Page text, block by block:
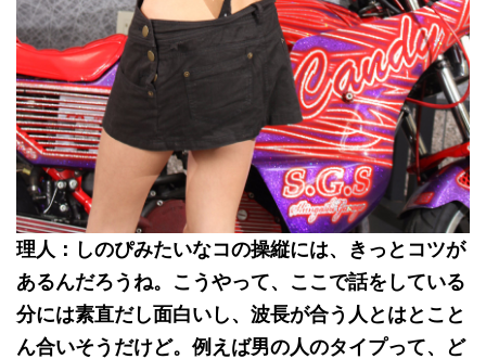
理人：しのぴみたいなコの操縦には、きっとコツが
あるんだろうね。こうやって、ここで話をしている
分には素直だし面白いし、波長が合う人とはとこと
ん合いそうだけど。例えば男の人のタイプって、ど